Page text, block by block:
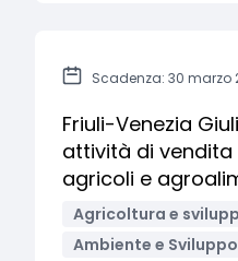
Scadenza: 30 marzo
Friuli-Venezia
attività di
agricoli e
Agricoltura e
Ambiente e